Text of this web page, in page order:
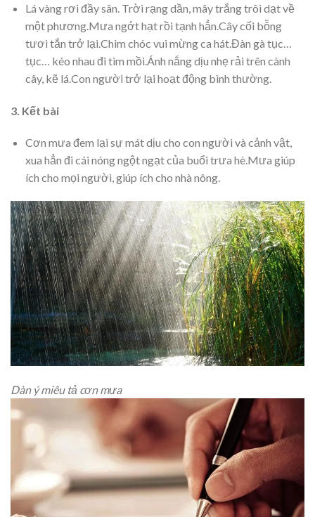
Lá vàng rơi đầy sân. Trời rạng dần, mây trắng trôi dạt về
một phương.Mưa ngớt hạt rồi tạnh hẳn.Cây cối bỗng
tươi tắn trở lại.Chim chóc vui mừng ca hát.Đàn gà tục…
tục… kéo nhau đi tìm mồi.Ánh nắng dịu nhẹ rải trên cành
cây, kẽ lá.Con người trở lại hoạt động bình thường.
3. Kết bài
Cơn mưa đem lại sự mát dịu cho con người và cảnh vật,
xua hẳn đi cái nóng ngột ngạt của buổi trưa hè.Mưa giúp
ích cho mọi người, giúp ích cho nhà nông.
Dàn ý miêu tả cơn mưa